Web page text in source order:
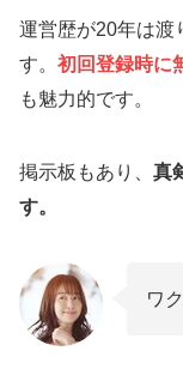
運営歴が20年は渡
す。 初回登録時に
も魅力的です。
掲示板もあり、 真
す。
ワ